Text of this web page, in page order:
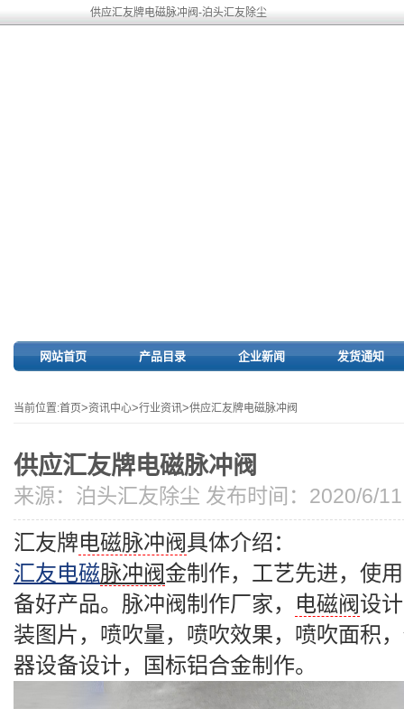
供应汇友牌电磁脉冲阀-泊头汇友除尘
网站首页 产品目录 企业新闻 发货通知
当前位置:首页>资讯中心>行业资讯>供应汇友牌电磁脉冲阀
供应汇友牌电磁脉冲阀
来源： 泊头汇友除尘 发布时间：2020/6/
汇友牌电磁脉冲阀具体介绍：
汇友电磁脉冲阀金制作，工艺先进，使
备好产品。脉冲阀制作厂家，
电磁阀设
装图片，喷吹量，喷吹效果，喷吹面积
器设备设计，国标铝合金制作。